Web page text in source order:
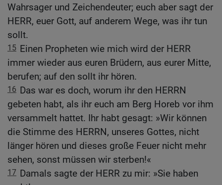
Wahrsager und Zeichendeuter; euch aber sagt der
HERR, euer Gott, auf anderem Wege, was ihr tun
sollt.
15 Einen Propheten wie mich wird der HERR
immer wieder aus euren Brüdern, aus eurer Mitte,
berufen; auf den sollt ihr hören.
16 Das war es doch, worum ihr den HERRN
gebeten habt, als ihr euch am Berg Horeb vor ihm
versammelt hattet. Ihr habt gesagt: »Wir können
die Stimme des HERRN, unseres Gottes, nicht
länger hören und dieses große Feuer nicht mehr
sehen, sonst müssen wir sterben!«
17 Damals sagte der HERR zu mir: »Sie haben